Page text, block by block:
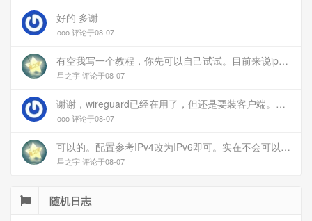
好的 多谢
ooo 评论于08-07
有空我写一个教程，你先可以自己试试。目前来说ipv6应该没问题的。
星之宇 评论于08-07
谢谢，wireguard已经在用了，但还是要装客户端。您这个方案连客户端都免了
ooo 评论于08-07
可以的。配置参考IPv4改为IPv6即可。实在不会可以用wireguard，这个简单和稳定
星之宇 评论于08-07
随机日志